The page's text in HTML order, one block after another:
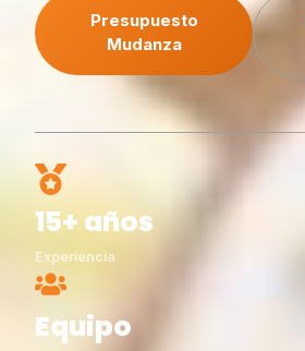
Presupuesto
Mudanza
15+ años
Experiencia
Equipo